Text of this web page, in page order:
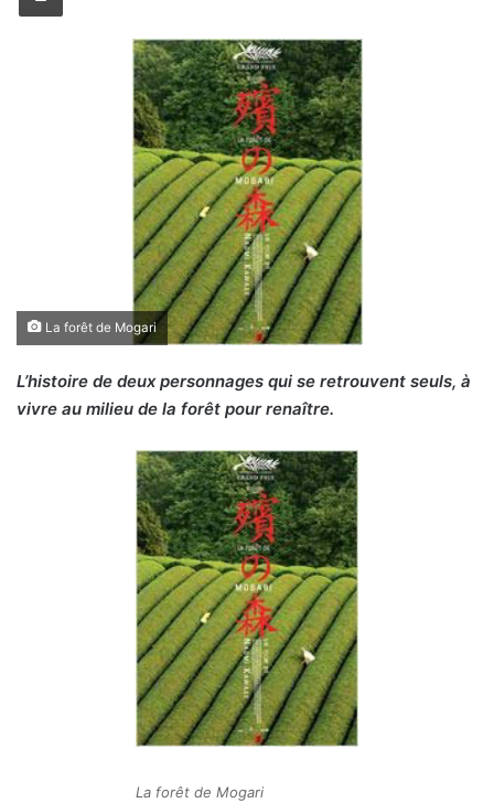
La forêt de Mogari
L’histoire de deux personnages qui se retrouvent seuls, à
vivre au milieu de la forêt pour renaître.
La forêt de Mogari